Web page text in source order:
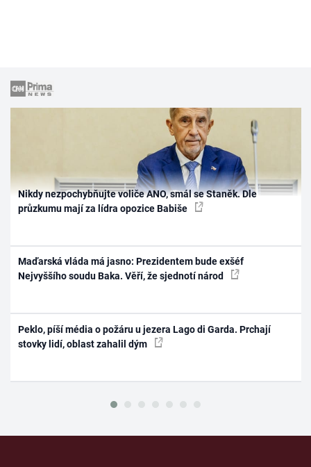
Nikdy nezpochybňujte voliče ANO, smál se Staněk. Dle
průzkumu mají za lídra opozice Babiše
Maďarská vláda má jasno: Prezidentem bude exšéf
Nejvyššího soudu Baka. Věří, že sjednotí národ
Peklo, píší média o požáru u jezera Lago di Garda. Prchají
stovky lidí, oblast zahalil dým